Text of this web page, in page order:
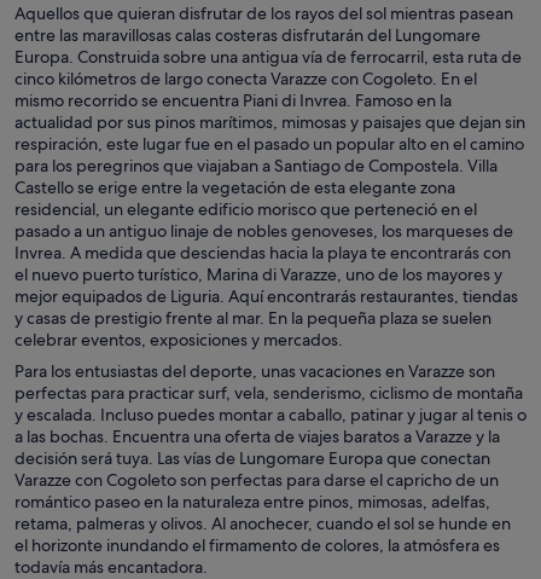
Aquellos que quieran disfrutar de los rayos del sol mientras pasean
entre las maravillosas calas costeras disfrutarán del Lungomare
Europa. Construida sobre una antigua vía de ferrocarril, esta ruta de
cinco kilómetros de largo conecta Varazze con Cogoleto. En el
mismo recorrido se encuentra Piani di Invrea. Famoso en la
actualidad por sus pinos marítimos, mimosas y paisajes que dejan sin
respiración, este lugar fue en el pasado un popular alto en el camino
para los peregrinos que viajaban a Santiago de Compostela. Villa
Castello se erige entre la vegetación de esta elegante zona
residencial, un elegante edificio morisco que perteneció en el
pasado a un antiguo linaje de nobles genoveses, los marqueses de
Invrea. A medida que desciendas hacia la playa te encontrarás con
el nuevo puerto turístico, Marina di Varazze, uno de los mayores y
mejor equipados de Liguria. Aquí encontrarás restaurantes, tiendas
y casas de prestigio frente al mar. En la pequeña plaza se suelen
celebrar eventos, exposiciones y mercados.
Para los entusiastas del deporte, unas vacaciones en Varazze son
perfectas para practicar surf, vela, senderismo, ciclismo de montaña
y escalada. Incluso puedes montar a caballo, patinar y jugar al tenis o
a las bochas. Encuentra una oferta de viajes baratos a Varazze y la
decisión será tuya. Las vías de Lungomare Europa que conectan
Varazze con Cogoleto son perfectas para darse el capricho de un
romántico paseo en la naturaleza entre pinos, mimosas, adelfas,
retama, palmeras y olivos. Al anochecer, cuando el sol se hunde en
el horizonte inundando el firmamento de colores, la atmósfera es
todavía más encantadora.